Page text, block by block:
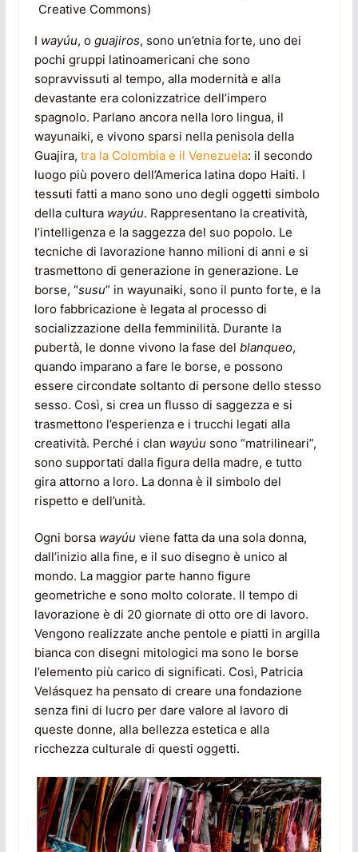
Creative Commons)
I wayúu, o guajiros, sono un’etnia forte, uno dei
pochi gruppi latinoamericani che sono
sopravvissuti al tempo, alla modernità e alla
devastante era colonizzatrice dell’impero
spagnolo. Parlano ancora nella loro lingua, il
wayunaiki, e vivono sparsi nella penisola della
Guajira, tra la Colombia e il Venezuela: il secondo
luogo più povero dell’America latina dopo Haiti. I
tessuti fatti a mano sono uno degli oggetti simbolo
della cultura wayúu. Rappresentano la creatività,
l’intelligenza e la saggezza del suo popolo. Le
tecniche di lavorazione hanno milioni di anni e si
trasmettono di generazione in generazione. Le
borse, “susu” in wayunaiki, sono il punto forte, e la
loro fabbricazione è legata al processo di
socializzazione della femminilità. Durante la
pubertà, le donne vivono la fase del blanqueo,
quando imparano a fare le borse, e possono
essere circondate soltanto di persone dello stesso
sesso. Così, si crea un flusso di saggezza e si
trasmettono l’esperienza e i trucchi legati alla
creatività. Perché i clan wayúusono “matrilineari”,
sono supportati dalla figura della madre, e tutto
gira attorno a loro. La donna è il simbolo del
rispetto e dell’unità.
Ogni borsa wayúuviene fatta da una sola donna,
dall’inizio alla fine, e il suo disegno è unico al
mondo. La maggior parte hanno figure
geometriche e sono molto colorate. Il tempo di
lavorazione è di 20 giornate di otto ore di lavoro.
Vengono realizzate anche pentole e piatti in argilla
bianca con disegni mitologici ma sono le borse
l’elemento più carico di significati. Così, Patricia
Velásquez ha pensato di creare una fondazione
senza fini di lucro per dare valore al lavoro di
queste donne, alla bellezza estetica e alla
ricchezza culturale di questi oggetti.